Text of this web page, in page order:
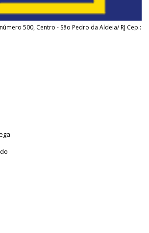
500, Centro - São Pedro da Aldeia/ RJ Cep.: